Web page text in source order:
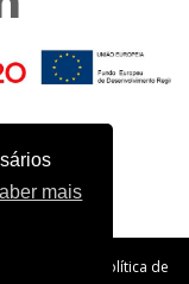
mais
Política de